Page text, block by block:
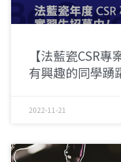
【法藍瓷CSR
有興趣的同學踴
2022-11-21